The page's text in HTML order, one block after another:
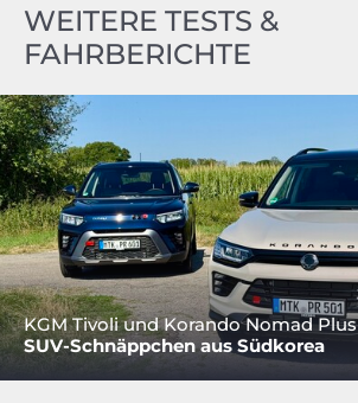
WEITERE TESTS &
FAHRBERICHTE
KGM Tivoli und Korando Nomad Plus
SUV-Schnäppchen aus Südkorea